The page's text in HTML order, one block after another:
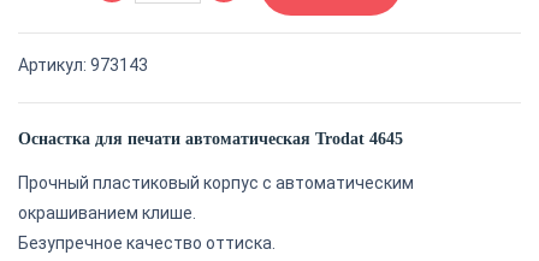
печати
автоматическая
Артикул: 973143
Оснастка для печати автоматическая Trodat 4645
Прочный пластиковый корпус с автоматическим
окрашиванием клише.
Безупречное качество оттиска.